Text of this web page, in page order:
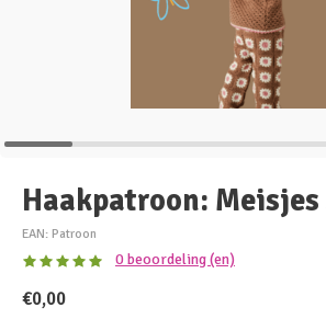
Haakpatroon: Meisjes
EAN: Patroon
0 beoordeling (en)
€0,00